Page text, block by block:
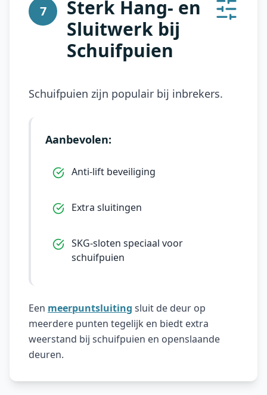
7
Sterk Hang- en
Sluitwerk bij
Schuifpuien
Schuifpuien zijn populair bij inbrekers.
Aanbevolen:
Anti-lift beveiliging
Extra sluitingen
SKG-sloten speciaal voor
schuifpuien
Een meerpuntsluiting sluit de deur op
meerdere punten tegelijk en biedt extra
weerstand bij schuifpuien en openslaande
deuren.